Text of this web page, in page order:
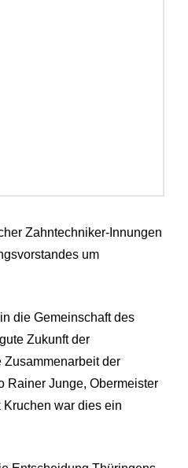
Zahntechniker-Innungen
um
die Gemeinschaft des
Zukunft der
der
Rainer Junge, Obermeister
war dies ein